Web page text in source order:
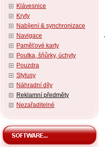
Klávesnice
Kryty
Nabíjení & synchronizace
Navigace
Paměťové karty
Poutka, šňůrky, úchyty
Pouzdra
Stylusy
Náhradní díly
Reklamní předměty
Nezařaditelné